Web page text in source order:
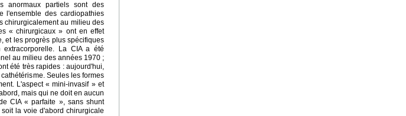
anormaux partiels sont des
l'ensemble des cardiopathies
chirurgicalement au milieu des
« chirurgicaux » ont en effet
et les progrès plus spécifiques
La CIA a été
au milieu des années 1970 ;
été très rapides : aujourd'hui,
Seules les formes
L'aspect « mini-invasif » et
mais qui ne doit en aucun
CIA « parfaite », sans shunt
la voie d'abord chirurgicale